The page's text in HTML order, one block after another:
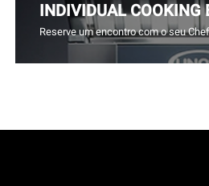
INDIVIDUAL COOKING
Reserve um encontro com o seu